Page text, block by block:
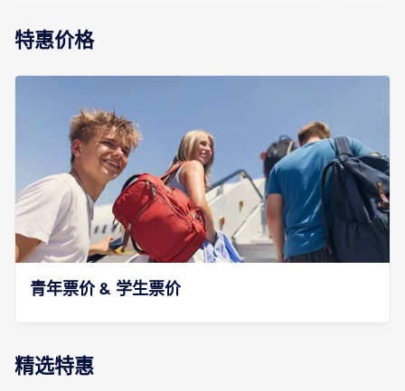
特惠价格
青年票价 & 学生票价
精选特惠